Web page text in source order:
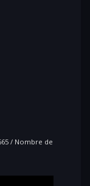
/ Nombre de